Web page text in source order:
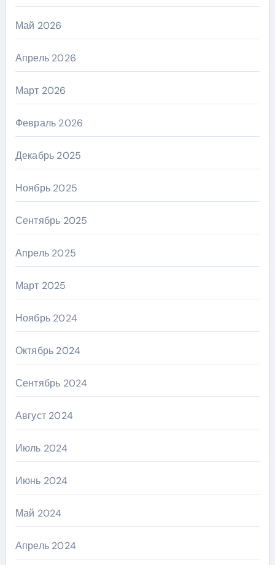
Май 2026
Апрель 2026
Март 2026
Февраль 2026
Декабрь 2025
Ноябрь 2025
Сентябрь 2025
Апрель 2025
Март 2025
Ноябрь 2024
Октябрь 2024
Сентябрь 2024
Август 2024
Июль 2024
Июнь 2024
Май 2024
Апрель 2024